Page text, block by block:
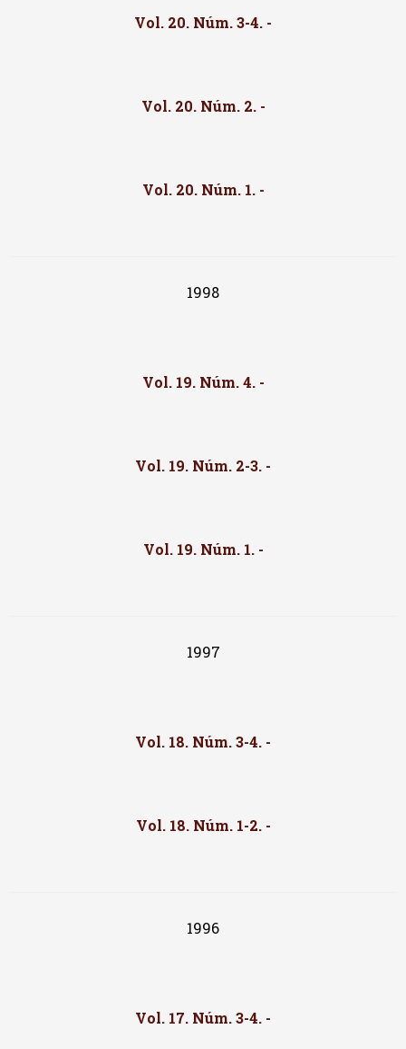
Vol. 20. Núm. 3-4. -
Vol. 20. Núm. 2. -
Vol. 20. Núm. 1. -
1998
Vol. 19. Núm. 4. -
Vol. 19. Núm. 2-3. -
Vol. 19. Núm. 1. -
1997
Vol. 18. Núm. 3-4. -
Vol. 18. Núm. 1-2. -
1996
Vol. 17. Núm. 3-4. -